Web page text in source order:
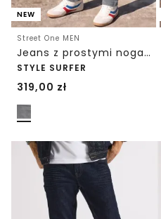
NEW
Street One MEN
Jeans z prostymi nogawkami o kroju Regular Fit
STYLE SURFER
319,00 zł